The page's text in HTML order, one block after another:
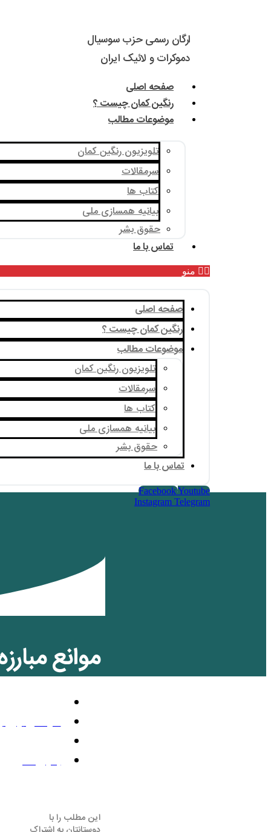
ارگان رسمی حزب سوسیال
دموکرات و لائیک ایران
صفحه اصلی
رنگین کمان چیست ؟
موضوعات مطالب
تلویزیون رنگین کمان
سرمقالات
کتاب ها
بیانیه همسازی ملی
حقوق بشر
تماس با ما
منو
صفحه اصلی
رنگین کمان چیست ؟
موضوعات مطالب
تلویزیون رنگین کمان
سرمقالات
کتاب ها
بیانیه همسازی ملی
حقوق بشر
تماس با ما
FacebookYoutube
Instagram Telegram
موانع
سپتامبر 28, 2020
بدون نظر
این مطلب را با